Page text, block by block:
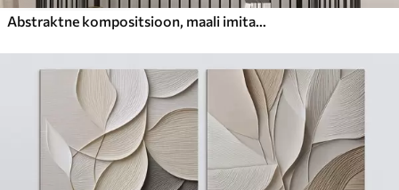
Abstraktne kompositsioon, maali imitatsioon